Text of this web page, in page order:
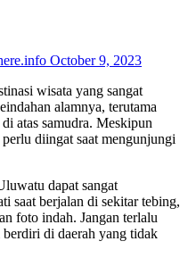
October 9, 2023
alamnya, terutama
atas samudra. Meskipun
diingat saat mengunjungi
dapat sangat
saat berjalan di sekitar tebing,
foto indah. Jangan terlalu
di daerah yang tidak